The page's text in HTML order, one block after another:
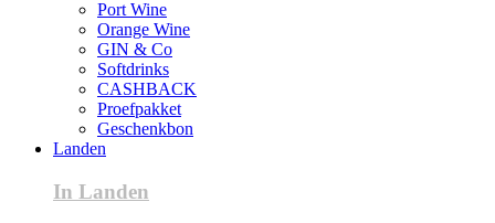
Port Wine
Orange Wine
GIN & Co
Softdrinks
CASHBACK
Proefpakket
Geschenkbon
Landen
In Landen